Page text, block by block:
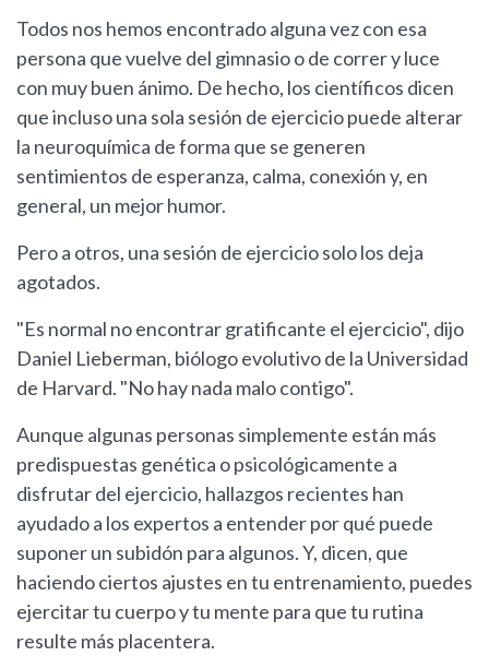
Todos nos hemos encontrado alguna vez con esa
persona que vuelve del gimnasio o de correr y luce
con muy buen ánimo. De hecho, los científicos dicen
que incluso una sola sesión de ejercicio puede alterar
la neuroquímica de forma que se generen
sentimientos de esperanza, calma, conexión y, en
general, un mejor humor.
Pero a otros, una sesión de ejercicio solo los deja
agotados.
"Es normal no encontrar gratificante el ejercicio", dijo
Daniel Lieberman, biólogo evolutivo de la Universidad
de Harvard. "No hay nada malo contigo".
Aunque algunas personas simplemente están más
predispuestas genética o psicológicamente a
disfrutar del ejercicio, hallazgos recientes han
ayudado a los expertos a entender por qué puede
suponer un subidón para algunos. Y, dicen, que
haciendo ciertos ajustes en tu entrenamiento, puedes
ejercitar tu cuerpo y tu mente para que tu rutina
resulte más placentera.